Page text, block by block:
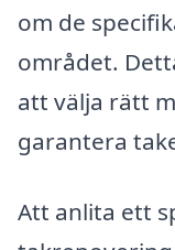
om de
området.
att välja rätt
garantera
Att anlita ett